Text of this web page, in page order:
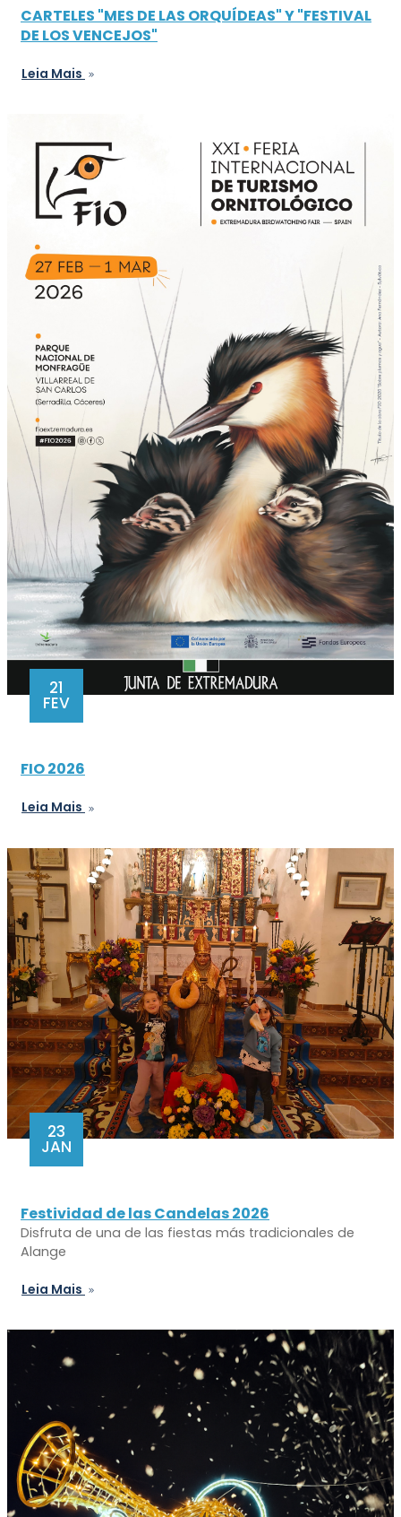
CARTELES "MES DE LAS ORQUÍDEAS" Y "FESTIVAL
DE LOS VENCEJOS"
Leia Mais
21
FEV
FIO 2026
Leia Mais
23
JAN
Festividad de las Candelas 2026
Disfruta de una de las fiestas más tradicionales de
Alange
Leia Mais